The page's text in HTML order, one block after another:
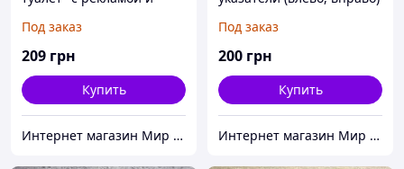
Под заказ
209 грн
Купить
Интернет магазин Мир стендов. Товары из Украины
Под заказ
200 грн
Купить
Интернет магазин Мир стендов. Товары из Украины